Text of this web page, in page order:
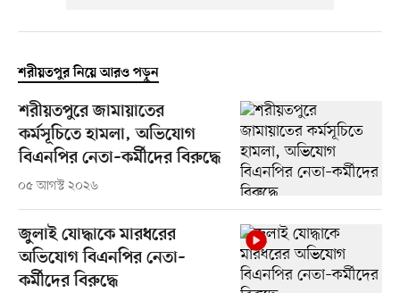
শরীয়তপুর নিয়ে আরও পড়ুন
শরীয়তপুরে জামায়াতের
কর্মসূচিতে হামলা, অভিযোগ
বিএনপির নেতা–কর্মীদের বিরুদ্ধে
০৫ আগস্ট ২০২৬
জুলাই যোদ্ধাকে মারধরের
অভিযোগ বিএনপির নেতা–
কর্মীদের বিরুদ্ধে